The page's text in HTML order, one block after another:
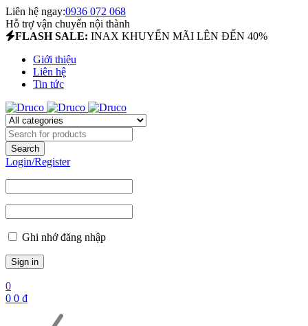
Liên hệ ngay:0936 072 068
Hỗ trợ vận chuyển nội thành
FLASH SALE: INAX KHUYẾN MÃI LÊN ĐẾN 40%
Giới thiệu
Liên hệ
Tin tức
Login/Register
Ghi nhớ đăng nhập
0
0 0 ₫